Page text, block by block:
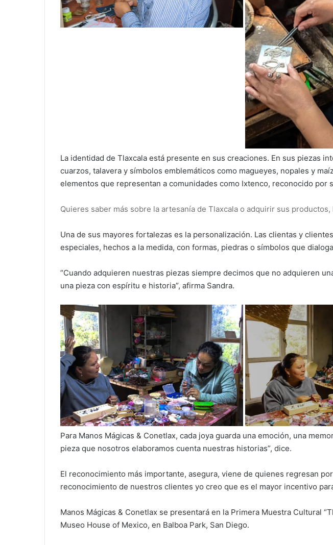
La identidad de Tlaxcala está presente en sus creaciones. En sus piezas
cuarzos, talavera y símbolos emblemáticos como magueyes, nopales y
elementos que representan a comunidades como Ixtenco, reconocido por
Quieres saber más sobre la artesanía de Tlaxcala o adquirir sus productos,
Una de sus mayores fortalezas es la personalización. Las clientas y
especiales, hechos a la medida, con formas, piedras o símbolos que
“Cuando adquieren nuestras piezas siempre decimos que no adquieren
una pieza con espíritu e historia”, afirma Sandra.
Para Manos Mágicas & Conetlax, cada joya guarda una emoción, una
pieza que nosotros elaboramos cuenta nuestras historias”, dice.
El reconocimiento más importante, asegura, viene de quienes regresan por
reconocimiento de nuestros clientes yo creo que es el mayor incentivo
Manos Mágicas & Conetlax se presentará en la Primera Muestra Cultural
Museo House of Mexico, en Balboa Park, San Diego.